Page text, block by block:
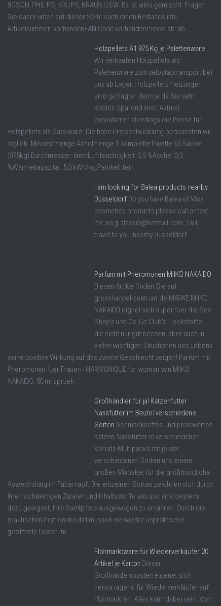
BOSCH, PHILIPS, KRUPS, BRAUN USW. Es ist alles gemischt. Fragen
Sie daher unten auf dieser Seite nach einen Bestandsliste.
Artikelnummer: vorhandenEAN Code vorhandenPreise ab: ab ...
Holzpellets A1 975 Kg je Palettenware
Wir verkaufen Holzpellets als
Palettenware zum selbstabtransport bei
uns ab Lager. Holzpellets Heizungen
sind gefragter denn je da Sie sehr
Kosten Sparend sind. Aktuell
explodieren allerdings die Preise für
Holzpellets als Sackware. Die hohe Preisentwicklung beobachten wir
täglich. Mindestmenge Abholmenge 1 komplette Palette 65 Säcke
(975kg) Durchmesser: 6mmLuftfeuchtigkeit: 5,5 %Asche: 0,3
%Wärmekapazität: 5,0 kWh/kg;Partikel: fein ...
I am looking for Balea products nearby
Düsseldorf Do you have Balea of Mixa
cosmetics products please call or text
me via g.alasadi@hotmail.com, I will
travel to you nearby Düsseldorf
Parfum mit Pheromonen MIIKO NAKAIDO
Diesen Artikel finden Sie auf
grosshandel-zentrum.de MARKE MIIKO
NAKAIDO eignet sich super fuer die Sex-
Shop's und Go-Go Club's! Lockstoffe,
die nicht nur gut riechen, aber auch in
vielen wichtigen Situationen des Lebens
seine positive Wirkung auf das zweite Geschlecht zeigen! Parfum mit
Pheromonen fuer Frauen - HARMONIQUE for woman von MIIKO
NAKAIDO. 50 ml sprueh ...
Großhändler für ja! Katzenfutter
Nassfutter im Beutel verschiedene
Sorten Schmackhaftes und preiswertes
Katzen-Nassfutter in verschiedenen
Vorrats-Multipacks mit je vier
verschiedenen Sorten und einem
großen Mixpaket für die größtmögliche
Abwechslung im Futternapf. Die einzelnen Sorten zeichnen sich durch
ihre hochwertigen Zutaten und Inhaltsstoffe aus und sind bestens
dazu geeignet, Ihre Samtpfote ausgewogen zu ernähren. Durch die
praktischen Portionsbeutel müssen nie wieder unpraktische
geöffnete Dosen im ...
Flohmarktware für Wiederverkäufer 20
Artikel je Karton Dieser
Großhandelsposten eigenet sich
hervorragend für Wiederverkläufer auf
Flohmärkten. Alles kann dabei sein. Vom